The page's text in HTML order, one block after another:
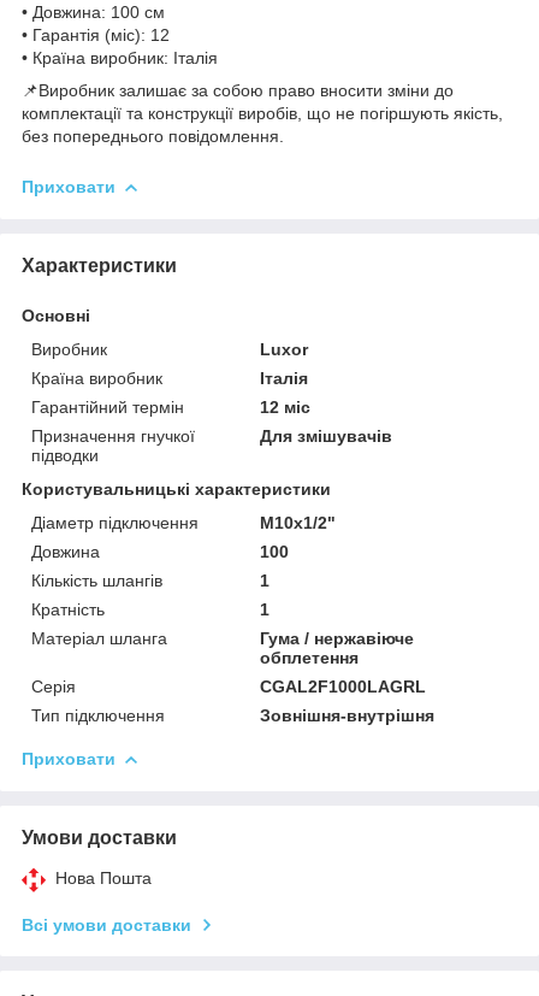
• Довжина: 100 см
• Гарантія (міс): 12
• Країна виробник: Італія
📌Виробник залишає за собою право вносити зміни до
комплектації та конструкції виробів, що не погіршують якість,
без попереднього повідомлення.
Приховати
Характеристики
Основні
Виробник
Luxor
Країна виробник
Італія
Гарантійний термін
12 міс
Призначення гнучкої
підводки
Для змішувачів
Користувальницькі характеристики
Діаметр підключення
M10x1/2"
Довжина
100
Кількість шлангів
1
Кратність
1
Матеріал шланга
Гума / нержавіюче
обплетення
Серія
CGAL2F1000LAGRL
Тип підключення
Зовнішня-внутрішня
Приховати
Умови доставки
Нова Пошта
Всі умови доставки